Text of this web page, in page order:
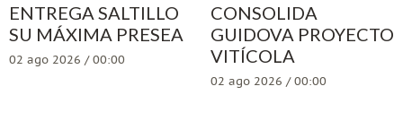
ENTREGA SALTILLO
SU MÁXIMA PRESEA
02 ago 2026 / 00:00
CONSOLIDA
GUIDOVA PROYECTO
VITÍCOLA
02 ago 2026 / 00:00